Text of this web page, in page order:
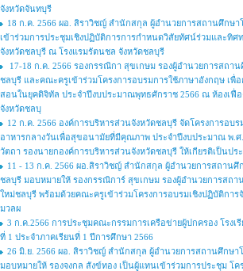
จังหวัดจันทบุรี
18 ก.ค. 2566 ผอ. สิราวิชญ์ สำนักสกุล ผู้อำนวยการสถานศึกษา
เข้าร่วมการประชุมเชิงปฏิบัติการการกำหนดวิสัยทัศน์ร่วมและทิศ
จังหวัดชลบุรี ณ โรงแรมรัตนชล จังหวัดชลบุรี
17-18 ก.ค. 2566 รองกรรณิกา สุขเกษม รองผู้อำนวยการสถา
ชลบุรี และคณะครูเข้าร่วมโครงการอบรมการใช้ภาษาอังกฤษ เพื่
สอนในยุคดิจิทัล ประจำปีงบประมาณพุทธศักราช 2566 ณ ห้องเฟื่
จังหวัดชลบุ
12 ก.ค. 2566 องค์การบริหารส่วนจังหวัดชลบุรี จัดโครงการอบ
อาหารกลางวันเพื่อสุขอนามัยที่มีคุณภาพ ประจำปีงบประมาณ พ.ศ
วัตถา รองนายกองค์การบริหารส่วนจังหวัดชลบุรี ให้เกียรติเป็นปร
11 - 13 ก.ค. 2566 ผอ.สิราวิชญ์ สำนักสกุล ผู้อำนวยการสถานศึ
ชลบุรี มอบหมายให้ รองกรรณิการ์ สุขเกษม รองผู้อำนวยการสถา
ใหม่ชลบุรี พร้อมด้วยคณะครูเข้าร่วมโครงการอบรมเชิงปฏิบัติการ
มวลผ
3 ก.ค.2566 การประชุมคณะกรรมการเครือข่ายผู้ปกครอง โรงเ
ที่ 1 ประจำภาคเรียนที่ 1 ปีการศึกษา 2566
26 มิ.ย. 2566 ผอ. สิราวิชญ์ สำนักสกุล ผู้อำนวยการสถานศึกษา
มอบหมายให้ รองจงกล สังข์ทอง เป็นผู้แทนเข้าร่วมการประชุม โ